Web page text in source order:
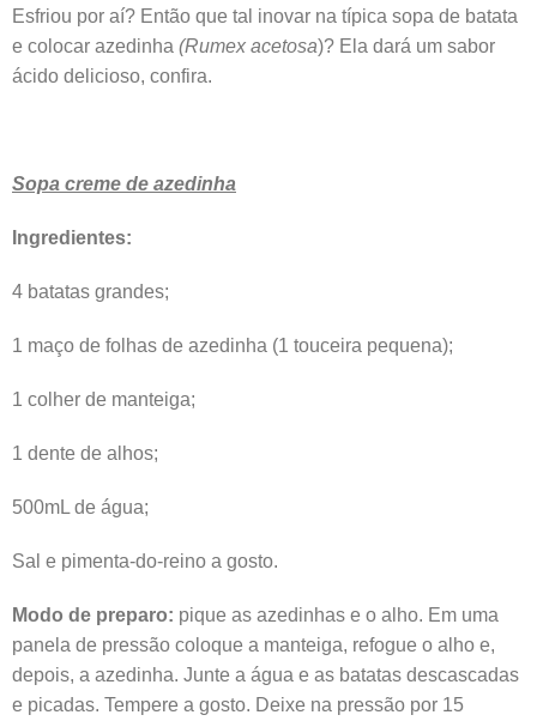
Esfriou por aí? Então que tal inovar na típica sopa de batata
e colocar azedinha (Rumex acetosa)? Ela dará um sabor
ácido delicioso, confira.
Sopa creme de azedinha
Ingredientes:
4 batatas grandes;
1 maço de folhas de azedinha (1 touceira pequena);
1 colher de manteiga;
1 dente de alhos;
500mL de água;
Sal e pimenta-do-reino a gosto.
Modo de preparo: pique as azedinhas e o alho. Em uma
panela de pressão coloque a manteiga, refogue o alho e,
depois, a azedinha. Junte a água e as batatas descascadas
e picadas. Tempere a gosto. Deixe na pressão por 15